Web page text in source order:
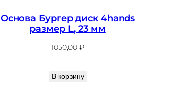
Основа Бургер диск 4hands
размер L, 23 мм
1050,00₽
В корзину